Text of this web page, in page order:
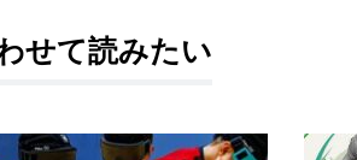
せて読みたい